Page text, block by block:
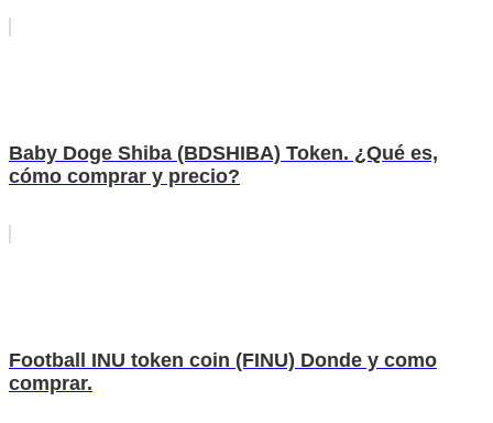
Baby Doge Shiba (BDSHIBA) Token. ¿Qué es,
cómo comprar y precio?
Football INU token coin (FINU) Donde y como
comprar.